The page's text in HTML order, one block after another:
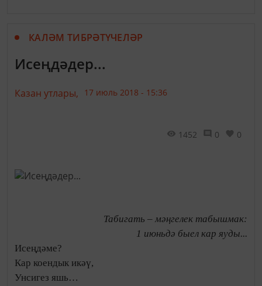
КАЛӘМ ТИБРӘТҮЧЕЛӘР
Исеңдәдер...
Казан утлары, 17 июль 2018 - 15:36
1452 0 0
Табигать – мәңгелек табышмак:
1 июньдә быел кар яуды...
Исеңдәме?
Кар коендык икәү,
Унсигез яшь…